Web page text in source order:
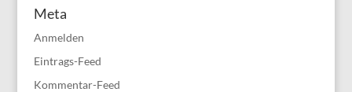
Meta
Anmelden
Eintrags-Feed
Kommentar-Feed